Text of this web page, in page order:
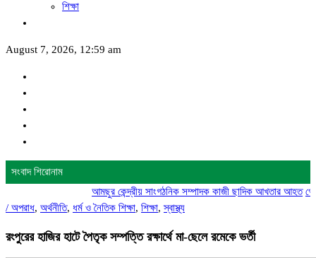
শিক্ষা
August 7, 2026, 12:59 am
সংবাদ শিরোনাম
আমছুর কেন্দ্রীয় সাংগঠনিক সম্পাদক কাজী ছাদিক আখতার আহত
/ অপরাধ, অর্থনীতি, ধর্ম ও নৈতিক শিক্ষা, শিক্ষা,স্বাস্থ্য
রংপুরের হাজির হাটে পৈতৃক সম্পত্তি রক্ষার্থে মা-ছেলে রমেকে ভর্তী